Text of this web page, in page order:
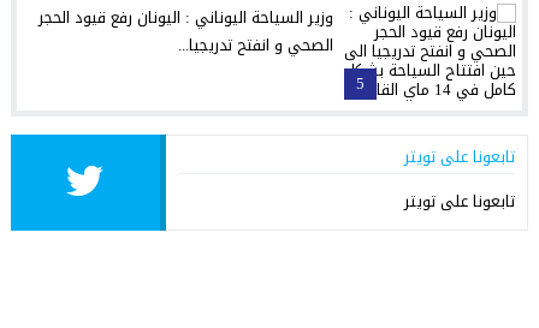
5
وزير السياحة اليوناني : اليونان رفع قيود الحجر
الصحي و انفتح تدريجيا...
تابعونا على تويتر
تابعونا على تويتر